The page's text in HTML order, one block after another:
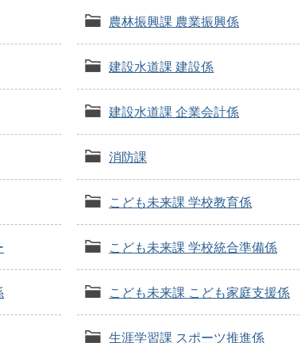
農林振興課 農業振興係
建設水道課 建設係
建設水道課 企業会計係
消防課
こども未来課 学校教育係
こども未来課 学校統合準備係
こども未来課 こども家庭支援係
生涯学習課 スポーツ推進係